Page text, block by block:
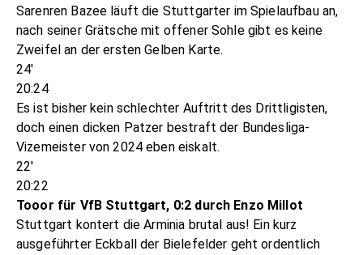
Sarenren Bazee läuft die Stuttgarter im Spielaufbau an,
nach seiner Grätsche mit offener Sohle gibt es keine
Zweifel an der ersten Gelben Karte.
24'
20:24
Es ist bisher kein schlechter Auftritt des Drittligisten,
doch einen dicken Patzer bestraft der Bundesliga-
Vizemeister von 2024 eben eiskalt.
22'
20:22
Tooor für VfB Stuttgart, 0:2 durch Enzo Millot
Stuttgart kontert die Arminia brutal aus! Ein kurz
ausgeführter Eckball der Bielefelder geht ordentlich